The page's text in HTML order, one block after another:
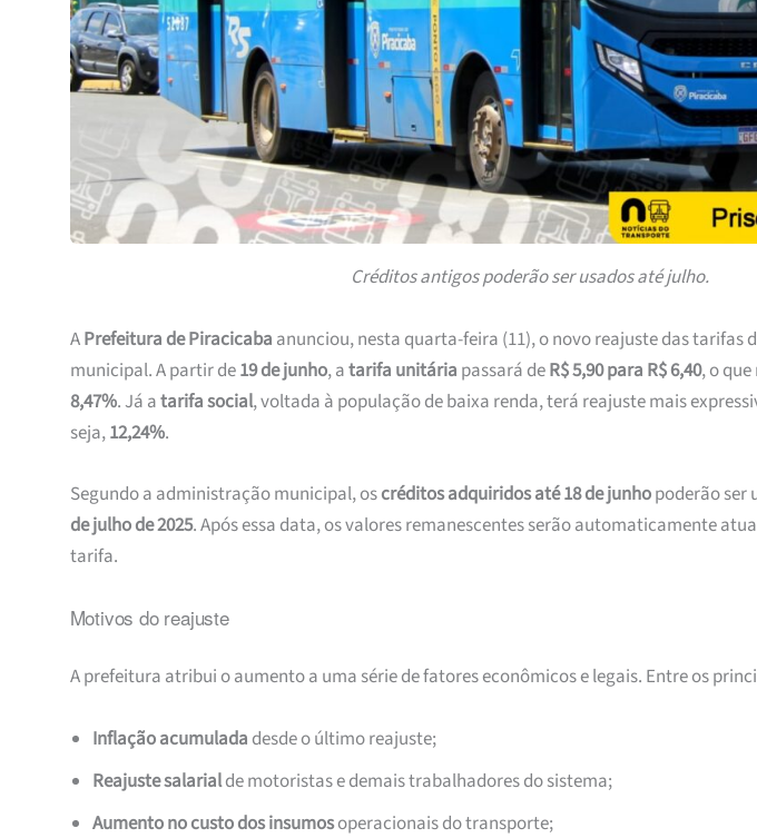
Créditos antigos poderão ser usados até julho.
APrefeitura de Piracicaba anunciou, nesta quarta-feira (11), o novo reajuste das tarifas
municipal. A partir de19 de junho, atarifa unitária passará deR$ 5,90 para R$ 6,40, o
8,47%. Já atarifa social, voltada à população de baixa renda, terá reajuste mais
seja,12,24%.
Segundo a administração municipal, oscréditos adquiridos até 18 de junhopoderão ser
de julho de 2025. Após essa data, os valores remanescentes serão automaticamente
tarifa.
Motivos do reajuste
A prefeitura atribui o aumento a uma série de fatores econômicos e legais. Entre os
Inflação acumulada desde o último reajuste;
Reajuste salarialde motoristas e demais trabalhadores do sistema;
Aumento no custo dos insumosoperacionais do transporte;